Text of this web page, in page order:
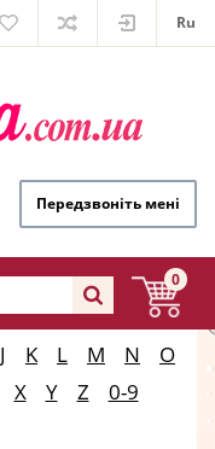
Ru
Передзвоніть мені
0
J K L M N
O
X Y Z
0-9